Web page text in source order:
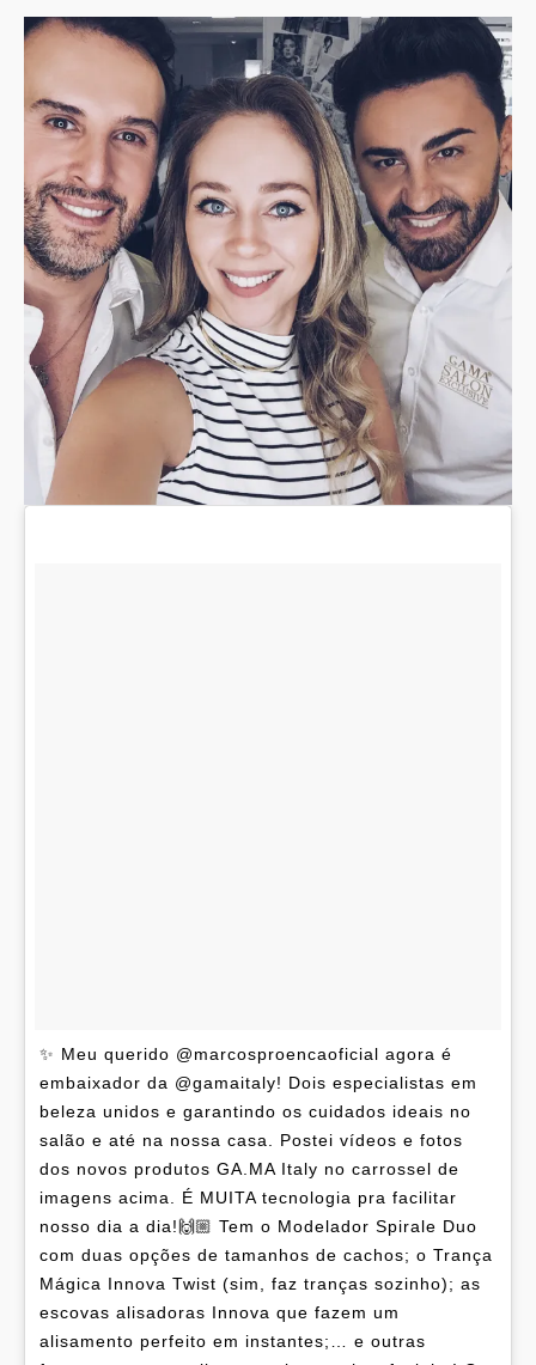
✨ Meu querido @marcosproencaoficial agora é
embaixador da @gamaitaly! Dois especialistas em
beleza unidos e garantindo os cuidados ideais no
salão e até na nossa casa. Postei vídeos e fotos
dos novos produtos GA.MA Italy no carrossel de
imagens acima. É MUITA tecnologia pra facilitar
nosso dia a dia!🙌🏼 Tem o Modelador Spirale Duo
com duas opções de tamanhos de cachos; o Trança
Mágica Innova Twist (sim, faz tranças sozinho); as
escovas alisadoras Innova que fazem um
alisamento perfeito em instantes;… e outras